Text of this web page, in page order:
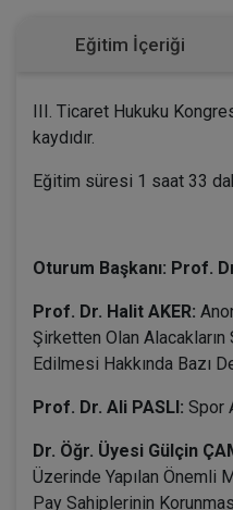
Eğitim İçeriği
III. Ticaret Hukuku
kaydıdır.
Eğitim süresi 1 saat 33
Oturum Başkanı: Prof.
Prof. Dr. Halit AKER:
Şirketten Olan Alacakların
Edilmesi Hakkında Bazı
Prof. Dr. Ali PASLI: Spor
Dr. Öğr. Üyesi Gülçin
Üzerinde Yapılan Önemli
Pay Sahiplerinin